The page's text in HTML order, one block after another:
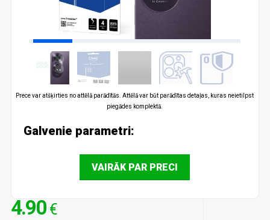
Prece var atšķirties no attēlā parādītās. Attēlā var būt parādītas detaļas, kuras neietilpst
piegādes komplektā.
Galvenie parametri:
VAIRĀK PAR PRECI
4.90 €